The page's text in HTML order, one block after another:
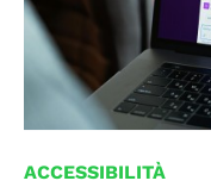
ACCESSIBILITÀ